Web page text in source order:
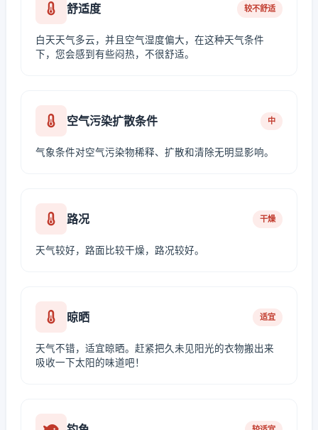
舒适度 较不舒适
白天天气多云，并且空气湿度偏大，在这种天气条件
下，您会感到有些闷热，不很舒适。
空气污染扩散条件 中
气象条件对空气污染物稀释、扩散和清除无明显影响。
路况 干燥
天气较好，路面比较干燥，路况较好。
晾晒 适宜
天气不错，适宜晾晒。赶紧把久未见阳光的衣物搬出来
吸收一下太阳的味道吧！